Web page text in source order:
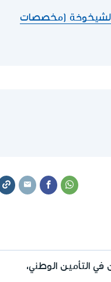
(مخصصات
المؤمّنين في التأمين الوطني،